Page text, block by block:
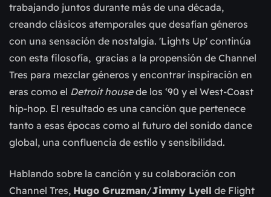
trabajando juntos durante más de una década,
creando clásicos atemporales que desafían géneros
con una sensación de nostalgia. 'Lights Up' continúa
con esta filosofía, gracias a la propensión de Channel
Tres para mezclar géneros y encontrar inspiración en
eras como el Detroit housede los ‘90 y el West-Coast
hip-hop. El resultado es una canción que pertenece
tanto a esas épocas como al futuro del sonido dance
global, una confluencia de estilo y sensibilidad.
Hablando sobre la canción y su colaboración con
Channel Tres, Hugo Gruzman/Jimmy Lyell de Flight